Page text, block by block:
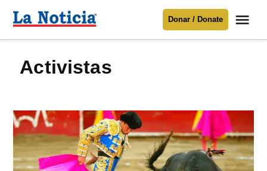
Para mantenerte informado necesitamos
contenido
Noticia
Donar / Donate
activistas